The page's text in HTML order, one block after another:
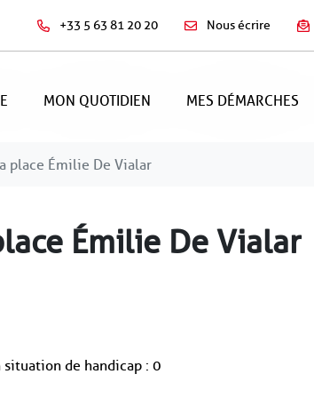
+33 5 63 81 20 20 Nous écrire
MON QUOTIDIEN MES DÉMARCHES
place Émilie De Vialar
Émilie De Vialar
situation de handicap : 0